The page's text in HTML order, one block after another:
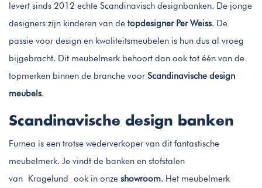
levert sinds 2012 echte Scandinavisch designbanken. De jonge
designers zijn kinderen van de topdesigner Per Weiss. De
passie voor design en kwaliteitsmeubelen is hun dus al vroeg
bijgebracht. Dit meubelmerk behoort dan ook tot één van de
topmerken binnen de branche voor Scandinavische design
meubels.
Scandinavische design banken
Furnea is een trotse wederverkoper van dit fantastische
meubelmerk. Je vindt de banken en stofstalen
van Kragelund ook in onze showroom. Het meubelmerk